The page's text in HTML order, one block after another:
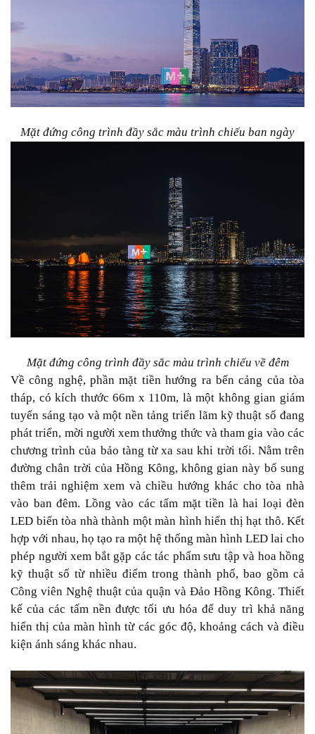
Mặt đứng công trình đầy sắc màu trình chiếu ban ngày
Mặt đứng công trình đầy sắc màu trình chiếu về đêm
Về công nghệ, phần mặt tiền hướng ra bến cảng của tòa
tháp, có kích thước 66m x 110m, là một không gian giám
tuyển sáng tạo và một nền tảng triển lãm kỹ thuật số đang
phát triển, mời người xem thưởng thức và tham gia vào các
chương trình của bảo tàng từ xa sau khi trời tối. Nằm trên
đường chân trời của Hồng Kông, không gian này bổ sung
thêm trải nghiệm xem và chiều hướng khác cho tòa nhà
vào ban đêm. Lồng vào các tấm mặt tiền là hai loại đèn
LED biến tòa nhà thành một màn hình hiển thị hạt thô. Kết
hợp với nhau, họ tạo ra một hệ thống màn hình LED lai cho
phép người xem bắt gặp các tác phẩm sưu tập và hoa hồng
kỹ thuật số từ nhiều điểm trong thành phố, bao gồm cả
Công viên Nghệ thuật của quận và Đảo Hồng Kông. Thiết
kế của các tấm nền được tối ưu hóa để duy trì khả năng
hiển thị của màn hình từ các góc độ, khoảng cách và điều
kiện ánh sáng khác nhau.